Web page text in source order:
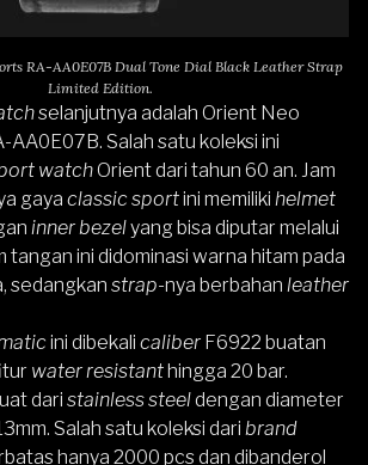
RA-AA0E07B Dual Tone Dial Black Leather Strap
Limited Edition.
selanjutnya adalah Orient Neo
AA0E07B. Salah satu koleksi ini
watchOrientdari tahun 60 an. Jam
gaya classic sportini memiliki helmet
inner bezelyang bisa diputar melalui
tangan ini didominasi warna hitam pada
sedangkan strap-nya berbahan leather
ini dibekali caliber F6922 buatan
water resistanthingga 20 bar.
dari stainless steeldengan diameter
Salah satu koleksi dari brand
hanya 2000 pcs dan dibanderol